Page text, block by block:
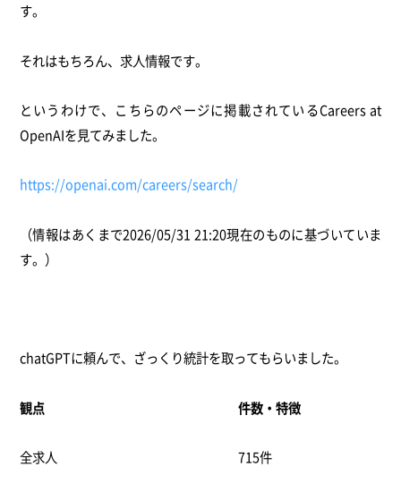
す。
それはもちろん、求人情報です。
というわけで、こちらのページに掲載されているCareers at
OpenAIを見てみました。
https://openai.com/careers/search/
（情報はあくまで2026/05/31 21:20現在のものに基づいていま
す。）
chatGPTに頼んで、ざっくり統計を取ってもらいました。
観点 件数・特徴
全求人 715件